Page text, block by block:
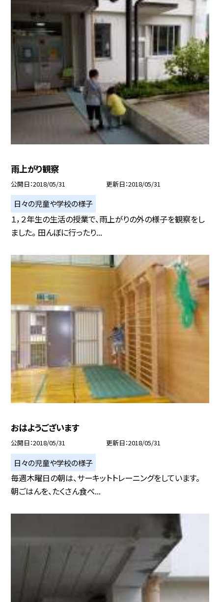
雨上がり観察
公開日 2018/05/31 更新日 2018/05/31
日々の児童や学校の様子
１，２年生の生活の授業で、雨上がりの外の様子を観察をし
ました。 田んぼに行ったり...
おはようございます
公開日 2018/05/31 更新日 2018/05/31
日々の児童や学校の様子
毎週木曜日の朝は、サーキットトレーニングをしています。
朝ごはんを、たくさん食べ...